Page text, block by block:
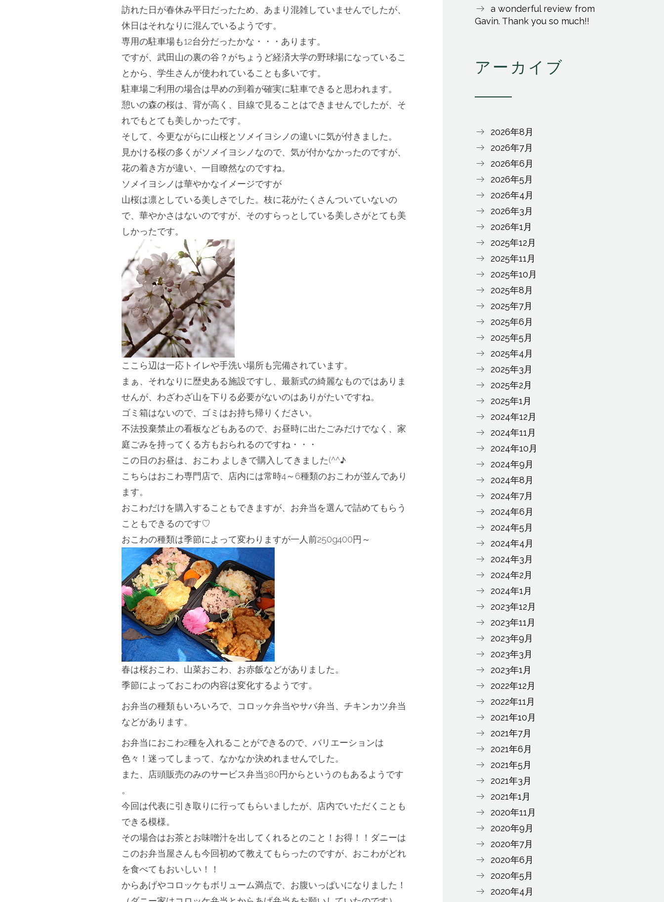
訪れた日が春休み平日だったため、 あまり混雑していませんでしたが、
休日はそれなりに混んでいるようです。
専用の駐車場も12台分だったかな・・・あります。
ですが、武田山の裏の谷？ がちょうど経済大学の野球場になっているこ
とから、学生さんが使われていることも多いです。
駐車場ご利用の場合は早めの到着が確実に駐車できると思われます。
憩いの森の桜は、背が高く、 目線で見ることはできませんでしたが、 そ
れでもとても美しかったです。
そして、今更ながらに山桜とソメイヨシノの違いに気が付きました。
見かける桜の多くがソメイヨシノなので、気が付かなかったのですが、
花の着き方が違い、一目瞭然なのですね。
ソメイヨシノは華やかなイメージですが
山桜は凛としている美しさでした。枝に花がたくさんついていないの
で、華やかさはないのですが、 そのすらっとしている美しさがとても美
しかったです。
ここら辺は一応トイレや手洗い場所も完備されています。
まぁ、それなりに歴史ある施設ですし、最新式の綺麗なものではありま
せんが、わざわざ山を下りる必要がないのはありがたいですね。
ゴミ箱はないので、ゴミはお持ち帰りください。
不法投棄禁止の看板などもあるので、 お昼時に出たごみだけでなく、 家
庭ごみを持ってくる方もおられるのですね・・・
この日のお昼は、おこわ よしきで購入してきました(^^♪
こちらはおこわ専門店で、店内には常時4～ 6種類のおこわが並んであり
ます。
おこわだけを購入することもできますが、 お弁当を選んで詰めてもらう
こともできるのです♡
おこわの種類は季節によって変わりますが一人前250g400円 ～
春は桜おこわ、山菜おこわ、お赤飯などがありました。
季節によっておこわの内容は変化するようです。
お弁当の種類もいろいろで、コロッケ弁当やサバ弁当、 チキンカツ弁当
などがあります。
お弁当におこわ2種を入れることができるので、バリエーションは
色々！迷ってしまって、 なかなか決めれませんでした。
また、 店頭販売のみのサービス弁当380円からというのもあるようです
。
今回は代表に引き取りに行ってもらいましたが、 店内でいただくことも
できる模様。
その場合はお茶とお味噌汁を出してくれるとのこと！お得！！ダニーは
このお弁当屋さんも今回初めて教えてもらったのですが、 おこわがどれ
を食べてもおいしい！！
からあげやコロッケもボリューム満点で、 お腹いっぱいになりました！
a wonderful review from
Gavin. Thank you so much!!
アーカイブ
2026年8月
2026年7月
2026年6月
2026年5月
2026年4月
2026年3月
2026年1月
2025年12月
2025年11月
2025年10月
2025年8月
2025年7月
2025年6月
2025年5月
2025年4月
2025年3月
2025年2月
2025年1月
2024年12月
2024年11月
2024年10月
2024年9月
2024年8月
2024年7月
2024年6月
2024年5月
2024年4月
2024年3月
2024年2月
2024年1月
2023年12月
2023年11月
2023年9月
2023年3月
2023年1月
2022年12月
2022年11月
2021年10月
2021年7月
2021年6月
2021年5月
2021年3月
2021年1月
2020年11月
2020年9月
2020年7月
2020年6月
2020年5月
2020年4月